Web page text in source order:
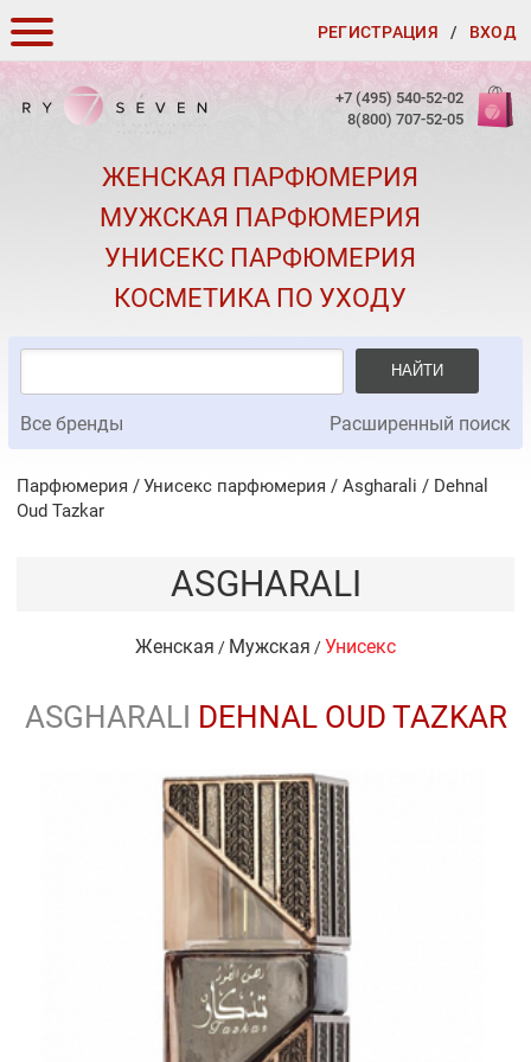
РЕГИСТРАЦИЯ / ВХОД
КАК ЗАКАЗАТЬ
СКИДКИ
КОНТАКТЫ
О КАЧЕСТВЕ
ПОДАРКИ К ЗАКАЗАМ
+7 (495) 540-52-02
8(800) 707-52-05
ЖЕНСКАЯ ПАРФЮМЕРИЯ
МУЖСКАЯ ПАРФЮМЕРИЯ
УНИСЕКС ПАРФЮМЕРИЯ
КОСМЕТИКА ПО УХОДУ
НАЙТИ
Все бренды Расширенный поиск
Парфюмерия Унисекс парфюмерия / Asgharali / Dehnal
Oud Tazkar
ASGHARALI
Женская / Мужская /Унисекс
ASGHARALI DEHNAL OUD TAZKAR